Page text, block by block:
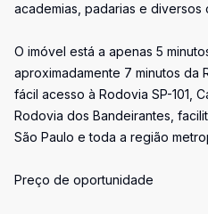
academias, padarias e diversos
O imóvel está a apenas 5
aproximadamente 7 minutos da
fácil acesso à Rodovia SP-101,
Rodovia dos Bandeirantes,
São Paulo e toda a região
Preço de oportunidade